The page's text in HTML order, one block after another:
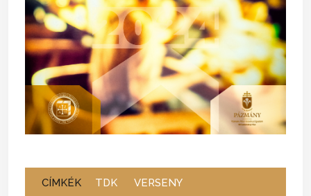
CÍMKÉK TDK VERSENY